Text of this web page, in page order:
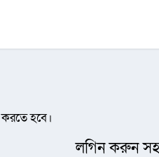
করতে হবে।
লগিন করুন